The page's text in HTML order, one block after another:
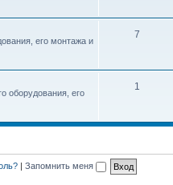
его монтажа и
7
оборудования, его
1
| Запомнить меня